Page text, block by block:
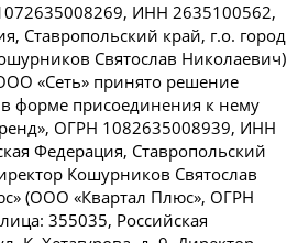
ИНН 2635100562,
Ставропольский край, г.о. город
Святослав Николаевич)
«Сеть» принято решение
форме присоединения к нему
ОГРН 1082635008939, ИНН
Федерация, Ставропольский
Кошурников Святослав
(ООО «Квартал Плюс», ОГРН
355035, Российская